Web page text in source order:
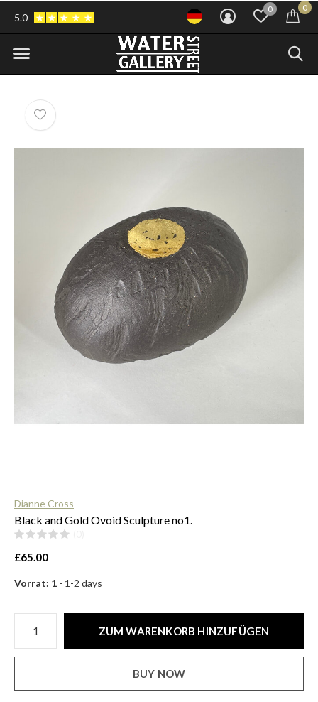
0 0
5.0
Dianne Cross
Black and Gold Ovoid Sculpture no1.
£65.00
Vorrat: 1 - 1-2 days
ZUM WARENKORB HINZUFÜGEN
BUY NOW